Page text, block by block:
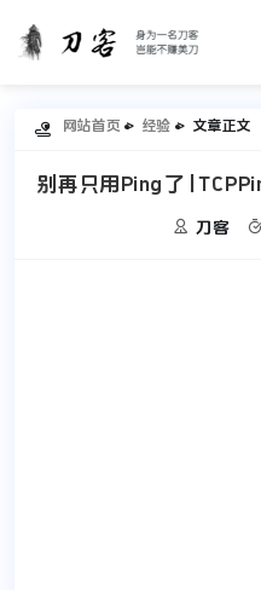
 网站首页 经验 文章正文
别再只用Ping了 |
 刀客 